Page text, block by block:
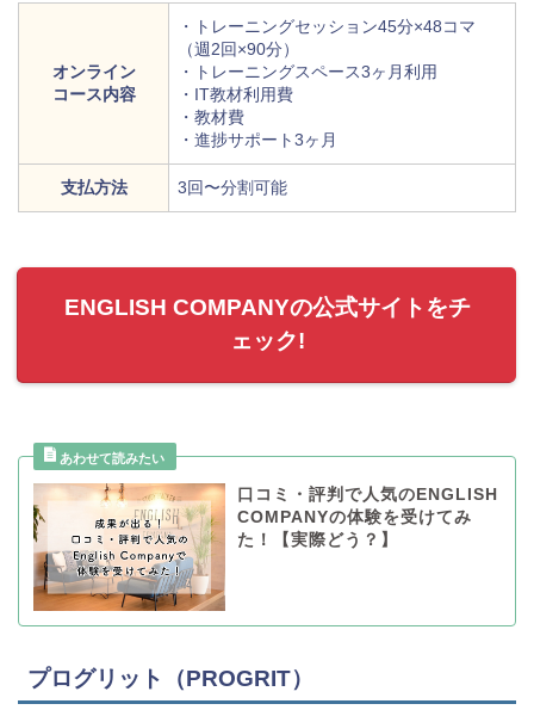
オンライン
コース内容
・トレーニングセッション45分×48コマ
（週2回×90分）
・トレーニングスペース3ヶ月利用
・IT教材利用費
・教材費
・進捗サポート3ヶ月
支払方法 3回〜分割可能
ENGLISH COMPANYの公式サイトをチ
ェック!
口コミ・評判で人気のENGLISH
COMPANYの体験を受けてみ
た！【実際どう？】
プログリット（PROGRIT）